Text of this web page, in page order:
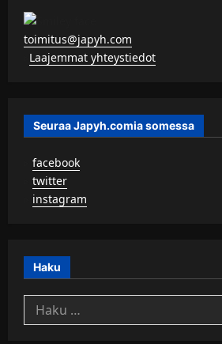
toimitus@japyh.com
Laajemmat yhteystiedot
Seuraa Japyh.comia somessa
facebook
twitter
instagram
Haku
Haku: